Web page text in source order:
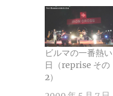
ビルマの一番熱い
日（reprise その
2）